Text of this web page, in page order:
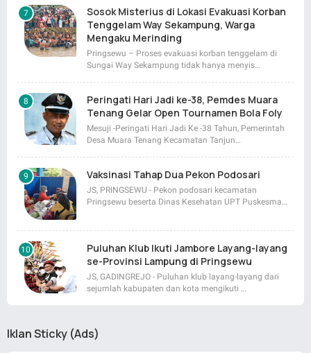
Sosok Misterius di Lokasi Evakuasi Korban
Tenggelam Way Sekampung, Warga
Mengaku Merinding
Pringsewu – Proses evakuasi korban tenggelam di
Sungai Way Sekampung tidak hanya menyis…
Peringati Hari Jadi ke-38, Pemdes Muara
Tenang Gelar Open Tournamen Bola Foly
Mesuji -Peringati Hari Jadi Ke -38 Tahun, Pemerintah
Desa Muara Tenang Kecamatan Tanjun…
Vaksinasi Tahap Dua Pekon Podosari
JS, PRINGSEWU - Pekon podosari kecamatan
Pringsewu beserta Dinas Kesehatan UPT Puskesma…
Puluhan Klub Ikuti Jambore Layang-layang
se-Provinsi Lampung di Pringsewu
JS, GADINGREJO - Puluhan klub layang-layang dari
sejumlah kabupaten dan kota mengikuti …
Iklan Sticky (Ads)